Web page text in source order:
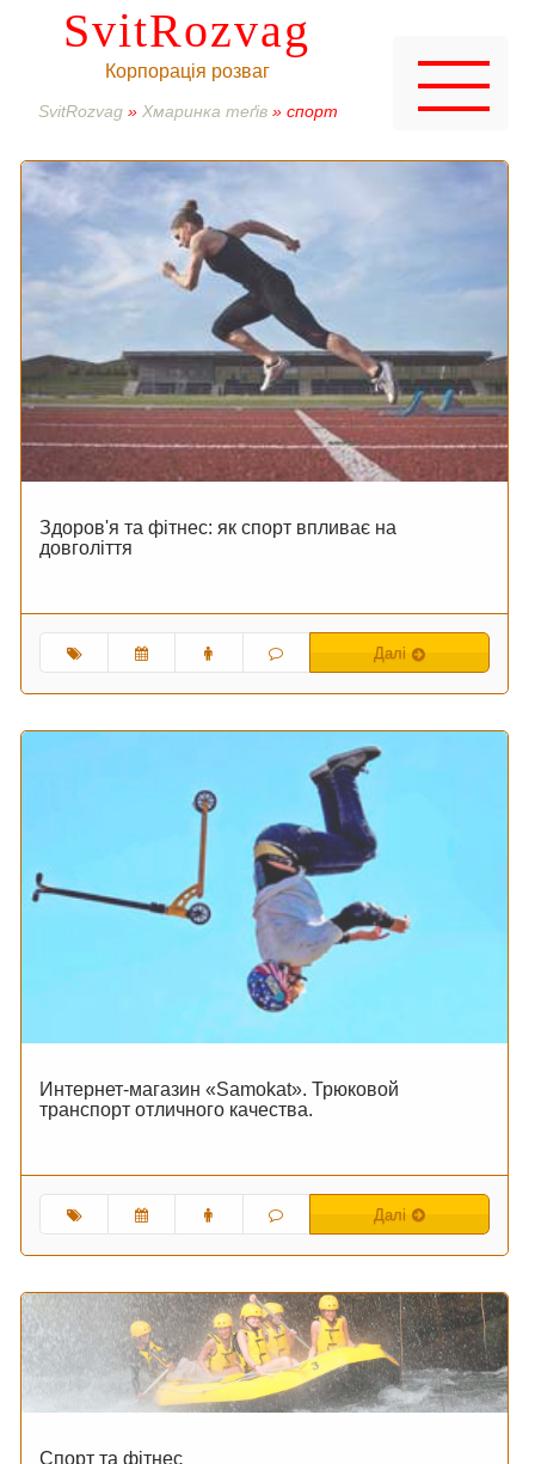
SvitRozvag
Корпорація розваг
SvitRozvag » Хмаринка теґів » спорт
Здоров'я та фітнес: як спорт впливає на
довголіття
Далі
Интернет-магазин «Samokat». Трюковой
транспорт отличного качества.
Далі
Спорт та фітнес